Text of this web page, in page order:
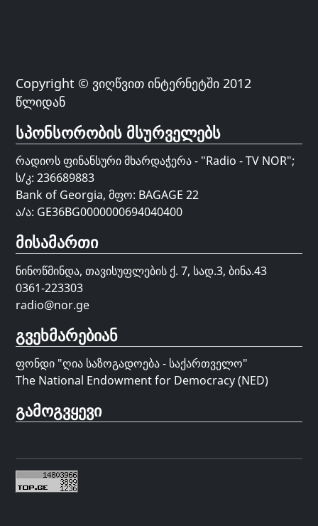
Copyright © ვიღწვით ინტერნეტში 2012
წლიდან
სპონსორობის მსურველებს
რადიოს ფინანსური მხარდაჭერა - "Radio - TV NOR";
ს/კ: 236689883
Bank of Georgia, მფო: BAGAGE 22
ა/ა: GE36BG0000000694040400
მისამართი
ნინოწმინდა, თავისუფლების ქ. 7, სად.3, ბინა.43
0361-223303
radio@nor.ge
გვეხმარებიან
ფონდი "ღია საზოგადოება - საქართველო"
The National Endowment for Democracy (NED)
გამოგვყევი